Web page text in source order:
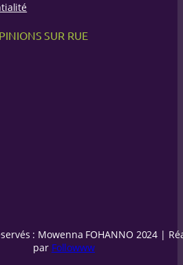
SUR RUE
: Mowenna FOHANNO 2024 |
par Followww